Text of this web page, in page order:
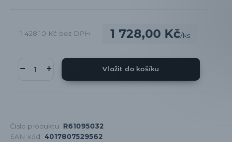
1 728,00 Kč/ks
1 428,10 Kč bez DPH
Vložit do košíku
Číslo produktu: R61095032
EAN kód: 4017807529562